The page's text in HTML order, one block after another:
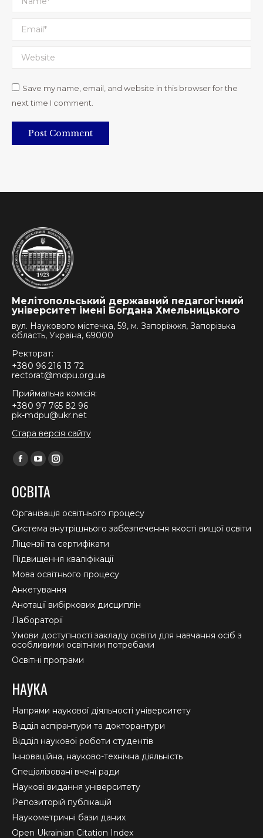
Email *
Website
Save my name, email, and website in this browser for the
next time I comment.
Post Comment
Мелітопольський державний педагогічний
університет імені Богдана Хмельницького
вул. Наукового містечка, 59, м. Запоріжжя, Запорізька
область, Україна, 69000
Ректорат:
+380 96 216 13 72
rectorat@mdpu.org.ua
Приймальна комісія:
+380 97 765 82 96
pk-mdpu@ukr.net
Стара версія сайту
Find us on:
Facebook
opens
in
new
window
YouTube
opens
in
new
window
Instagram
in
new
window
ОСВІТА
Організація освітнього процесу
Система внутрішнього забезпечення якості вищої освіти
Ліцензії та сертифікати
Підвищення кваліфікації
Мова освітнього процесу
Анкетування
Анотації вибіркових дисциплін
Лабораторії
Умови доступності закладу освіти для навчання осіб з
особливими освітніми потребами
Освітні програми
НАУКА
Напрями наукової діяльності університету
Відділ аспірантури та докторантури
Відділ наукової роботи студентів
Інноваційна, науково-технічна діяльність
Спеціалізовані вчені ради
Наукові видання університету
Репозиторій публікацій
Наукометричні бази даних
Open Ukrainian Citation Index